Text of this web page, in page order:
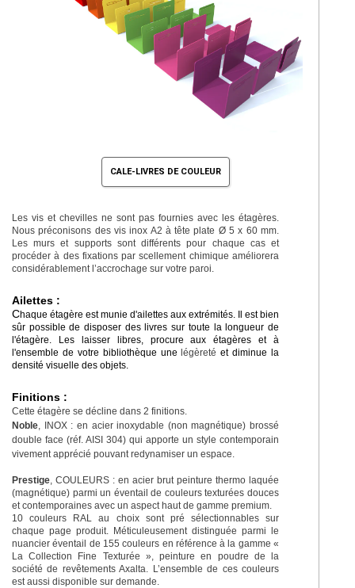
CALE-LIVRES DE COULEUR
Les vis et chevilles ne sont pas fournies avec les étagères.
Nous préconisons des vis inox A2 à tête plate Ø 5 x 60 mm.
Les murs et supports sont différents pour chaque cas et
procéder à des fixations par scellement chimique améliorera
considérablement l’accrochage sur votre paroi.
Ailettes :
Chaque étagère est munie d'ailettes aux extrémités. Il est bien
sûr possible de disposer des livres sur toute la longueur de
l'étagère. Les laisser libres, procure aux étagères et à
l'ensemble de votre bibliothèque unelégèreté et diminue la
densité visuelle des objets.
Finitions :
Cette étagère se décline dans 2 finitions.
Noble , INOX : en acier inoxydable (non magnétique) brossé
double face (réf. AISI 304) qui apporte un style contemporain
vivement apprécié pouvant redynamiser un espace.
Prestige , COULEURS : en acier brut peinture thermo laquée
(magnétique) parmi un éventail de couleurs texturées douces
et contemporaines avec un aspect haut de gamme premium.
10 couleurs RAL au choix sont pré sélectionnables sur
chaque page produit. Méticuleusement distinguée parmi le
nuancier éventail de 155 couleurs en référence à la gamme «
La Collection Fine Texturée », peinture en poudre de la
société de revêtements Axalta. L’ensemble de ces couleurs
est aussi disponible sur demande.